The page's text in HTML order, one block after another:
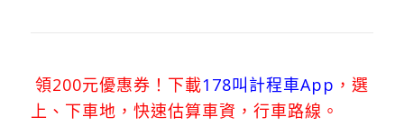
領200元優惠券！下載178叫計程車App ，選
上、下車地，快速估算車資，行車路線。